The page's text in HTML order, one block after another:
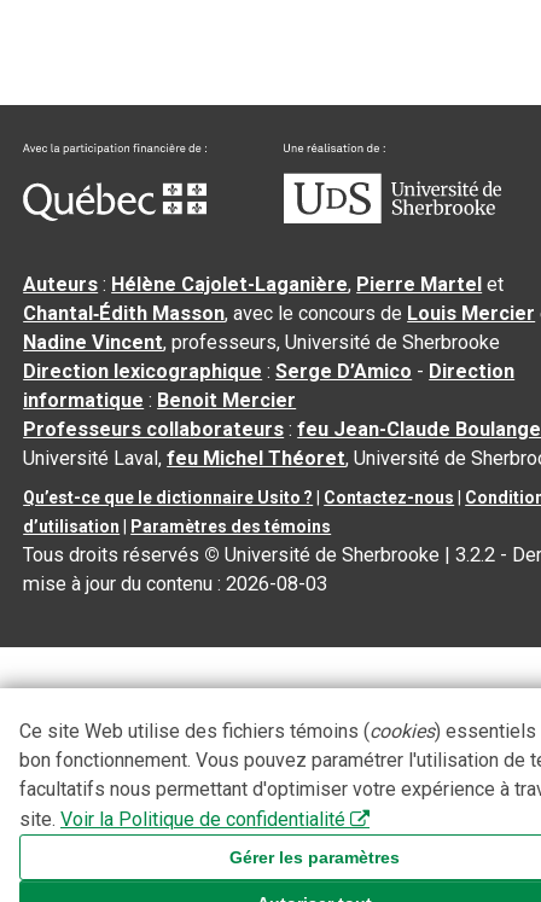
Auteurs : Hélène Cajolet-Laganière, Pierre Martel et
Chantal‑Édith Masson, avec le concours de Louis Mercier
Nadine Vincent, professeurs, Université de Sherbrooke
Direction lexicographique :Serge D’Amico - Direction
informatique : Benoit Mercier
Professeurs collaborateurs :feu Jean-Claude
Université Laval,feu Michel Théoret, Université de
Qu’est-ce que le dictionnaire Usito ? Contactez-nous
d’utilisation
Paramètres des témoins
Tous droits réservés © Université de Sherbrooke |3.2.2 -
mise à jour du contenu :2026-08-03
Ce site Web utilise des fichiers témoins (cookies) essentiels
bon fonctionnement. Vous pouvez paramétrer l'utilisation de
facultatifs nous permettant d'optimiser votre expérience à
site. Voir la Politique de confidentialité
Gérer les paramètres